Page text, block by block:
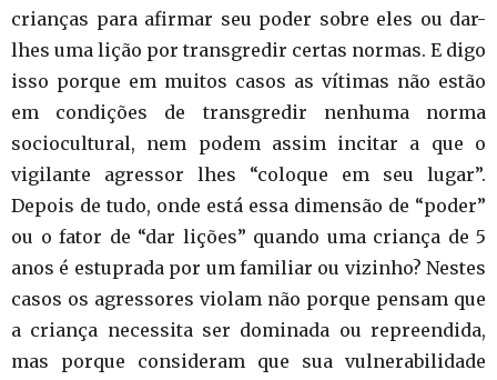
crianças para afirmar seu poder sobre eles ou dar-
lhes uma lição por transgredir certas normas. E digo
isso porque em muitos casos as vítimas não estão
em condições de transgredir nenhuma norma
sociocultural, nem podem assim incitar a que o
vigilante agressor lhes “coloque em seu lugar”.
Depois de tudo, onde está essa dimensão de “poder”
ou o fator de “dar lições” quando uma criança de 5
anos é estuprada por um familiar ou vizinho? Nestes
casos os agressores violam não porque pensam que
a criança necessita ser dominada ou repreendida,
mas porque consideram que sua vulnerabilidade